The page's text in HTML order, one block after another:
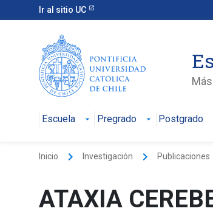
Ir al sitio UC
Escuela Pregrado Postgrado
Inicio keyboard_arrow_right Investigación keyboard_arrow_right Publicaciones
ATAXIA